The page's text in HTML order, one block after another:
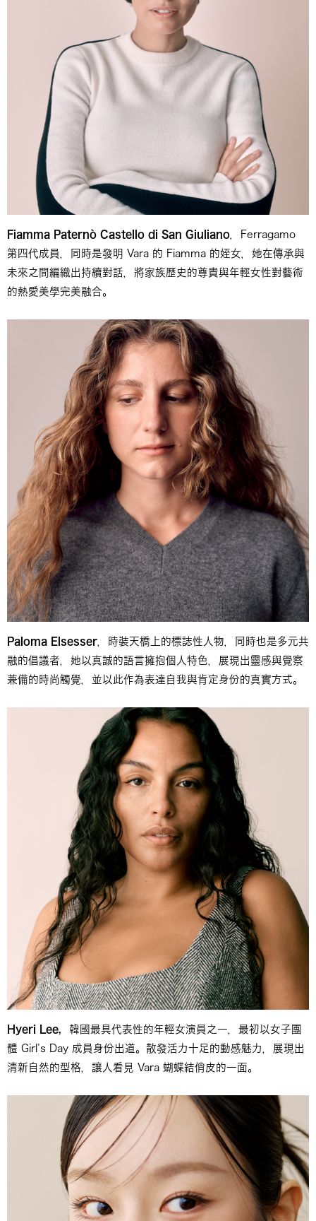
Fiamma Paternò Castello di San Giuliano ，Ferragamo
第四代成員，同時是發明 Vara 的 Fiamma 的姪女，她在傳承與
未來之間編織出持續對話，將家族歷史的尊貴與年輕女性對藝術
的熱愛美學完美融合。
Paloma Elsesser ，時裝天橋上的標誌性人物，同時也是多元共
融的倡議者，她以真誠的語言擁抱個人特色，展現出靈感與覺察
兼備的時尚觸覺，並以此作為表達自我與肯定身份的真實方式。
Hyeri Lee， 韓國最具代表性的年輕女演員之一，最初以女子團
體 Girl’s Day 成員身份出道。散發活力十足的動感魅力，展現出
清新自然的型格，讓人看見 Vara 蝴蝶結俏皮的一面。